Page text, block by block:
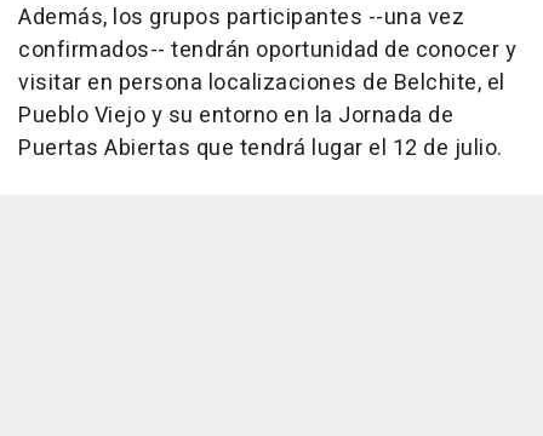
Además, los grupos participantes --una vez
confirmados-- tendrán oportunidad de conocer y
visitar en persona localizaciones de Belchite, el
Pueblo Viejo y su entorno en la Jornada de
Puertas Abiertas que tendrá lugar el 12 de julio.